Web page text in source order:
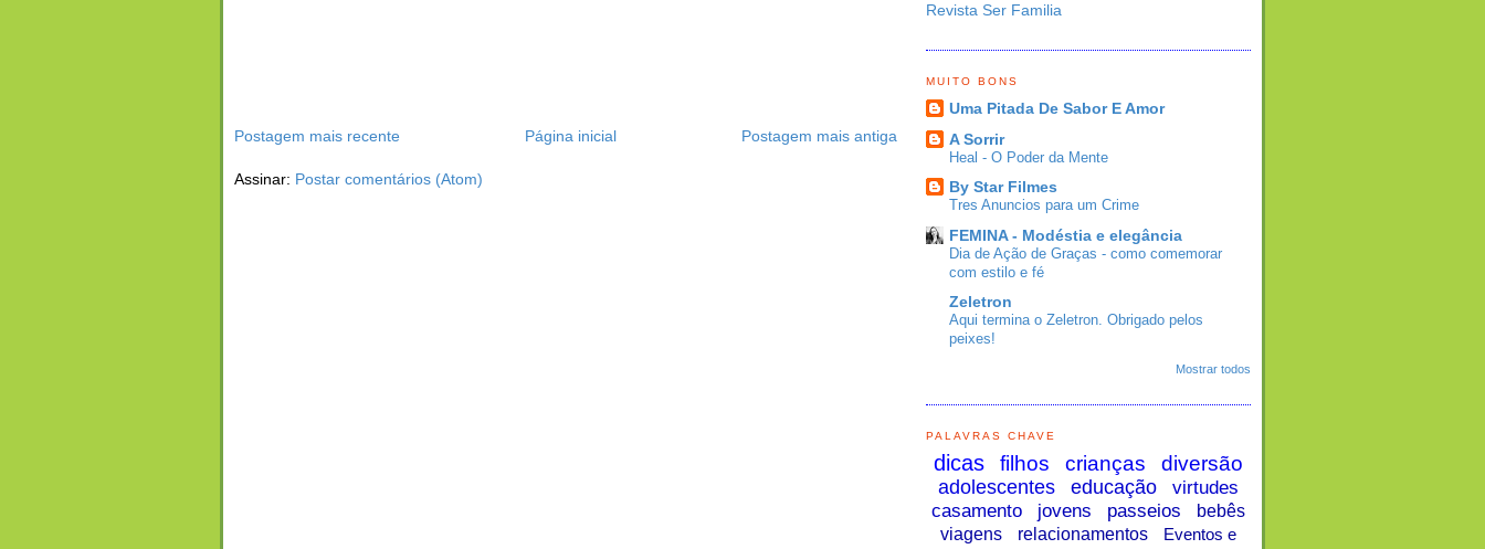
Postagem mais recente Postagem mais antiga
Página inicial
Assinar: Postar comentários (Atom)
Revista Ser Familia
MUITO BONS
Uma Pitada De Sabor E Amor
A Sorrir
Heal - O Poder da Mente
By Star Filmes
Tres Anuncios para um Crime
FEMINA - Modéstia e elegância
Dia de Ação de Graças - como comemorar
com estilo e fé
Zeletron
Aqui termina o Zeletron. Obrigado pelos
peixes!
Mostrar todos
PALAVRAS CHAVE
dicas filhos crianças diversão
adolescentes educação
virtudes
casamento
jovens passeios
bebês
viagens
relacionamentos
Eventos e